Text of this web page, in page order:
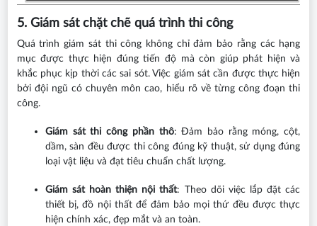
5. Giám sát chặt chẽ quá trình thi công
Quá trình giám sát thi công không chỉ đảm bảo rằng các hạng
mục được thực hiện đúng tiến độ mà còn giúp phát hiện và
khắc phục kịp thời các sai sót. Việc giám sát cần được thực hiện
bởi đội ngũ có chuyên môn cao, hiểu rõ về từng công đoạn thi
công.
Giám sát thi công phần thô: Đảm bảo rằng móng, cột,
dầm, sàn đều được thi công đúng kỹ thuật, sử dụng đúng
loại vật liệu và đạt tiêu chuẩn chất lượng.
Giám sát hoàn thiện nội thất: Theo dõi việc lắp đặt các
thiết bị, đồ nội thất để đảm bảo mọi thứ đều được thực
hiện chính xác, đẹp mắt và an toàn.